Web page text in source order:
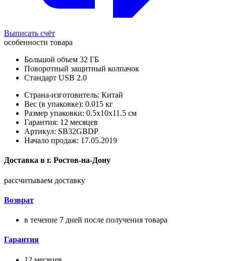
Выписать счёт
особенности товара
Большой объем 32 ГБ
Поворотный защитный колпачок
Стандарт USB 2.0
Страна-изготовитель: Китай
Вес (в упаковке): 0.015 кг
Размер упаковки: 0.5x10x11.5 см
Гарантия: 12 месяцев
Артикул: SB32GBDP
Начало продаж: 17.05.2019
Доставка в г. Ростов-на-Дону
рассчитываем доставку
Возврат
в течение 7 дней после получения товара
Гарантия